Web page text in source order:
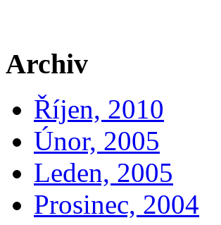
Archiv
Říjen, 2010
Únor, 2005
Leden, 2005
Prosinec, 2004